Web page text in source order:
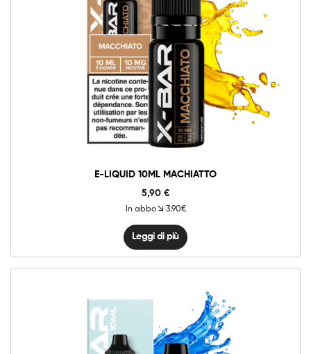
E-LIQUID 10ML MACHIATTO
5,90 €
In abbo 3.90€
Leggi di più